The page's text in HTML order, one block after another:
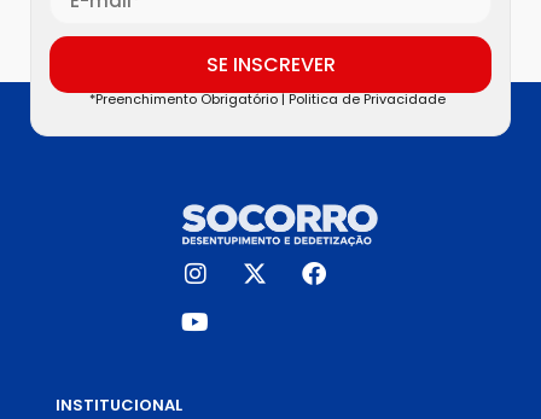
SE INSCREVER
*Preenchimento Obrigatório |Politica de Privacidade
INSTITUCIONAL